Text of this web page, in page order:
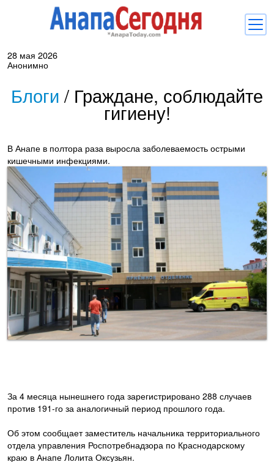
Комментарии
Об Анапе
Библиотека
Регистрация и Вход
28 мая 2026
Анонимно
Блоги / Граждане, соблюдайте
гигиену!
В Анапе в полтора раза выросла заболеваемость острыми
кишечными инфекциями.
За 4 месяца нынешнего года зарегистрировано 288 случаев
против 191-го за аналогичный период прошлого года.
Об этом сообщает заместитель начальника территориального
отдела управления Роспотребнадзора по Краснодарскому
краю в Анапе Лолита Оксузьян.